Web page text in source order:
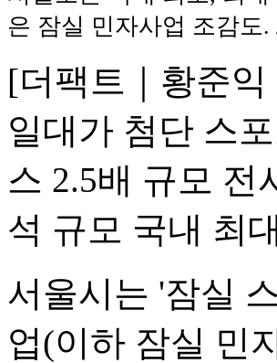
은 잠실 민자사업 조감도.
[더팩트｜황준
일대가 첨단 스
스 2.5배 규모 전
석 규모 국내 최
서울시는 '잠실
업(이하 잠실 민